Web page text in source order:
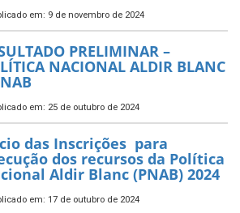
em: 9 de novembro de 2024
PRELIMINAR –
NACIONAL ALDIR BLANC
em: 25 de outubro de 2024
das Inscrições para
dos recursos da Política
Aldir Blanc (PNAB) 2024
em: 17 de outubro de 2024